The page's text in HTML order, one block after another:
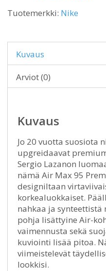
Tuotemerkki: Nike
Kuvaus
Arviot (0)
Kuvaus
Jo 20 vuotta suosiota
upgreidaavat
Sergio Lazanon
nämä Air Max 95
designiltaan
korkealuokkaiset.
nahkaa ja
pohja lisättyine Air-
vaimennusta sekä
kuviointi lisää pitoa.
viimeistelevät
lookkisi.